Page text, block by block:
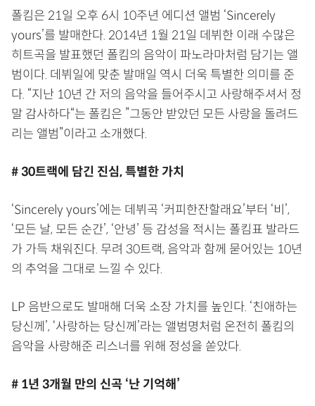
폴킴은 21일 오후 6시 10주년 에디션 앨범 ‘Sincerely
yours’를 발매한다. 2014년 1월 21일 데뷔한 이래 수많은
히트곡을 발표했던 폴킴의 음악이 파노라마처럼 담기는 앨
범이다. 데뷔일에 맞춘 발매일 역시 더욱 특별한 의미를 준
다. “지난 10년 간 저의 음악을 들어주시고 사랑해주셔서 정
말 감사하다“는 폴킴은 ”그동안 받았던 모든 사랑을 돌려드
리는 앨범”이라고 소개했다.
# 30트랙에 담긴 진심, 특별한 가치
‘Sincerely yours’에는 데뷔곡 ‘커피한잔할래요’부터 ‘비’,
‘모든 날, 모든 순간’, ‘안녕’ 등 감성을 적시는 폴킴표 발라드
가 가득 채워진다. 무려 30트랙, 음악과 함께 묻어있는 10년
의 추억을 그대로 느낄 수 있다.
LP 음반으로도 발매해 더욱 소장 가치를 높인다. ‘친애하는
당신께’, ‘사랑하는 당신께’라는 앨범명처럼 온전히 폴킴의
음악을 사랑해준 리스너를 위해 정성을 쏟았다.
# 1년 3개월 만의 신곡 ‘난 기억해’